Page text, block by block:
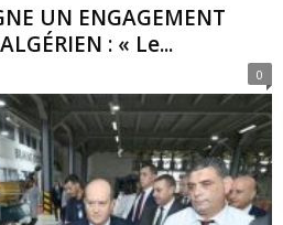
UN ENGAGEMENT
: « Le...
0